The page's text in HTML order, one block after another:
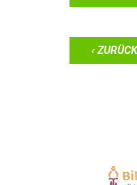
‹ ZURÜCK